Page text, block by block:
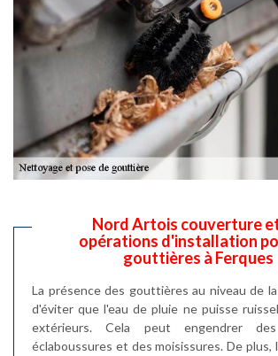
Nord Artois couverture
opérations d'installation
gouttières à Ferques
La présence des gouttières au niveau de
d'éviter que l'eau de pluie ne puisse
extérieurs. Cela peut engendrer
éclaboussures et des moisissures. De